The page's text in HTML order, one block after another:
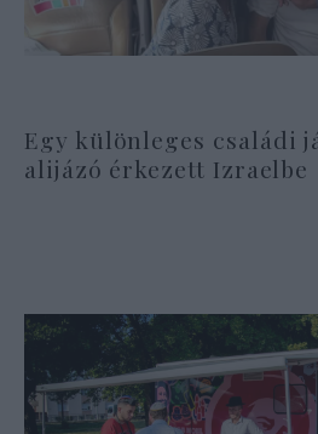
Egy különleges családi
alijázó érkezett Izraelbe